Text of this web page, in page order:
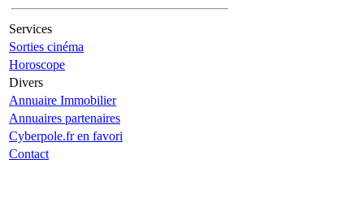
Services
Sorties cinéma
Horoscope
Divers
Annuaire Immobilier
Annuaires partenaires
Cyberpole.fr en favori
Contact